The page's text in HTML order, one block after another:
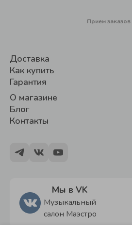
Доставка
Как купить
Гарантия
О магазине
Блог
Контакты
Прием заказов
Мы в VK
Музыкальный
салон Маэстро